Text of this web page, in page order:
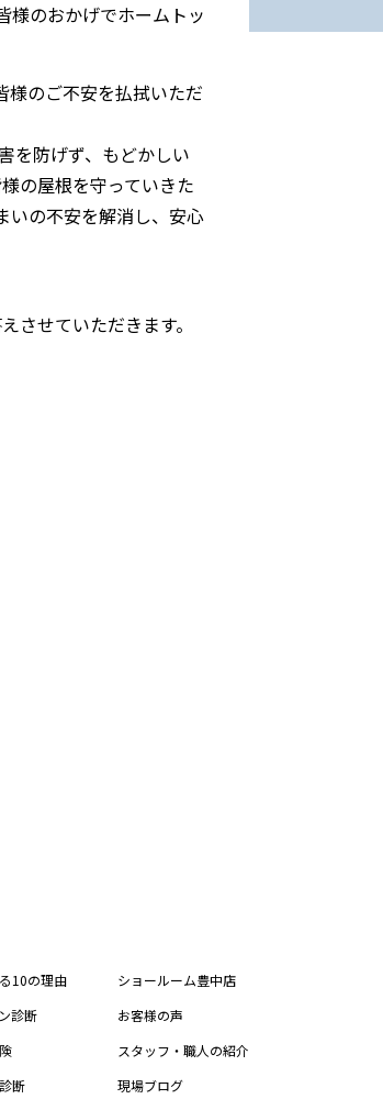
様のおかげでホームトッ
様のご不安を払拭いただ
を防げず、もどかしい
の屋根を守っていきた
いの不安を解消し、安心
させていただきます。
10の理由
診断
断
ショールーム豊中店
お客様の声
スタッフ・職人の紹介
現場ブログ